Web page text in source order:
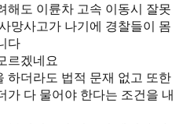
해도 이륜차 고속 이동시 잘못
망사고가 나기에 경찰들이 몸
다
르겠네요
하더라도 법적 문재 없고 또한
가 다 물어야 한다는 조건을 내